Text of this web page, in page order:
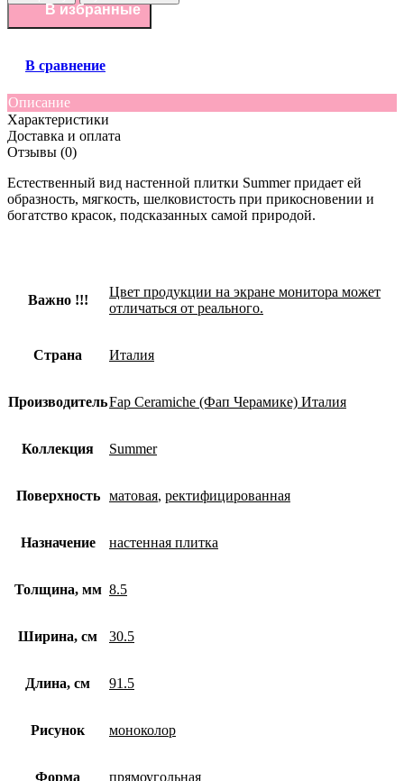
В избранные
В сравнение
Описание
Характеристики
Доставка и оплата
Отзывы (0)
Естественный вид настенной плитки Summer придает ей
образность, мягкость, шелковистость при прикосновении и
богатство красок, подсказанных самой природой.
Важно !!!
Цвет продукции на экране монитора может
отличаться от реального.
Страна Италия
ПроизводительFap Ceramiche (Фап Черамике) Италия
Коллекция Summer
Поверхность матовая, ректифицированная
Назначение настенная плитка
Толщина, мм 8.5
Ширина, см 30.5
Длина, см 91.5
Рисунок моноколор
Форма прямоугольная